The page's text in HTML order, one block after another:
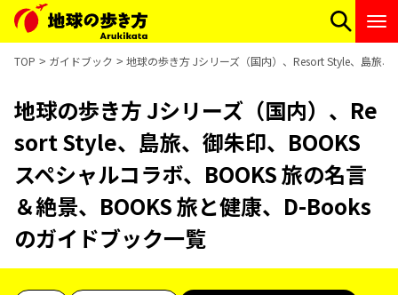
TOP ガイドブック 地球の歩き方 Jシリーズ（国内）、Resort Style、島旅
地球の歩き方 Jシリーズ（国内）、Re
sort Style、島旅、御朱印、BOOKS
スペシャルコラボ、BOOKS 旅の名言
＆絶景、BOOKS 旅と健康、D-Books
のガイドブック一覧